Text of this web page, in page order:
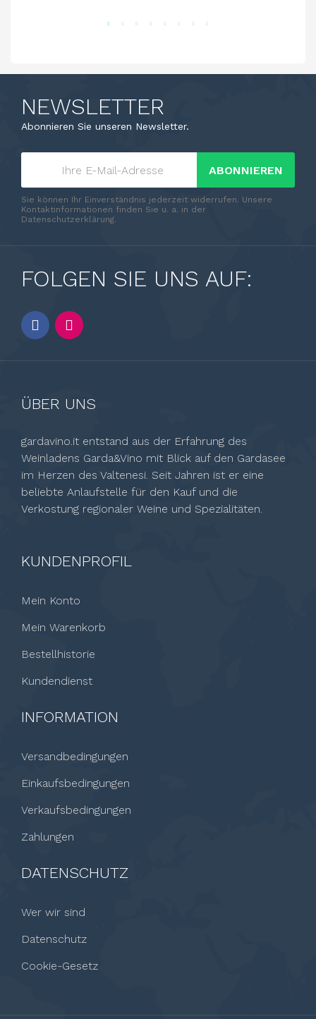
NEWSLETTER
Abonnieren Sie unseren Newsletter.
ABONNIEREN
Sie können Ihr Einverständnis jederzeit widerrufen. Unsere
Kontaktinformationen finden Sie u. a. in der
Datenschutzerklärung.
FOLGEN SIE UNS AUF:
ÜBER UNS
gardavino.it entstand aus der Erfahrung des
Weinladens Garda&Vino mit Blick auf den Gardasee
im Herzen des Valtenesi. Seit Jahren ist er eine
beliebte Anlaufstelle für den Kauf und die
Verkostung regionaler Weine und Spezialitäten.
KUNDENPROFIL
Mein Konto
Mein Warenkorb
Bestellhistorie
Kundendienst
INFORMATION
Versandbedingungen
Einkaufsbedingungen
Verkaufsbedingungen
Zahlungen
DATENSCHUTZ
Wer wir sind
Datenschutz
Cookie-Gesetz